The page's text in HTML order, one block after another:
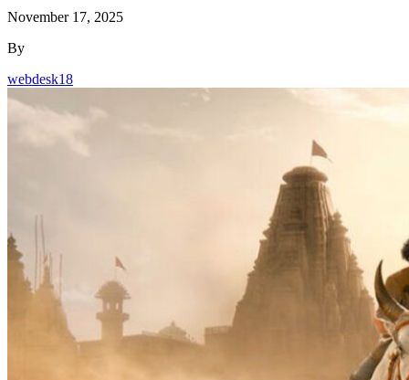
November 17, 2025
By
webdesk18